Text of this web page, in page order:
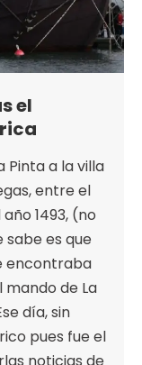
el
Pinta a la villa
entre el
1493, (no
sabe es que
encontraba
de La
día, sin
pues fue el